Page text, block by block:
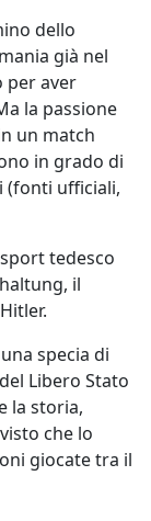
dello
già nel
per aver
la passione
un match
in grado di
(fonti ufficiali,
tedesco
il
specia di
Libero Stato
la storia,
che lo
giocate tra il